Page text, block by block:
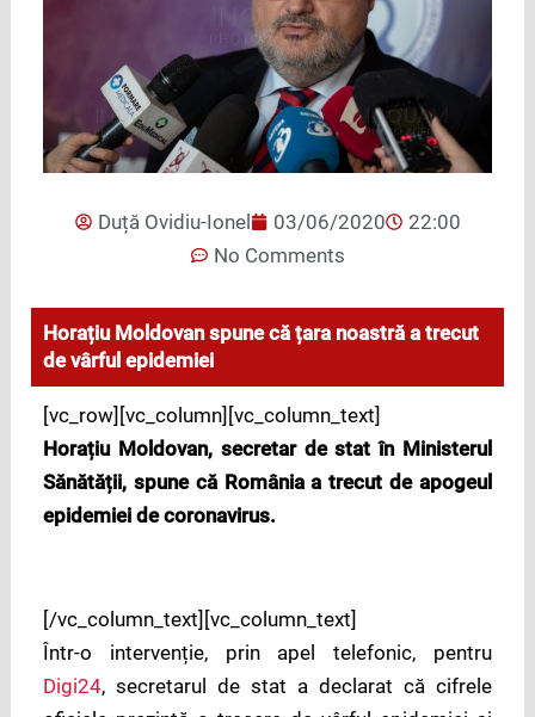
Duță Ovidiu-Ionel 03/06/2020
22:00
No Comments
Horațiu Moldovan spune că țara noastră a trecut
de vârful epidemiei
[vc_row][vc_column][vc_column_text]
Horațiu Moldovan, secretar de stat în Ministerul
Sănătății, spune că România a trecut de apogeul
epidemiei de coronavirus.
[/vc_column_text][vc_column_text]
Într-o intervenție, prin apel telefonic, pentru
Digi24, secretarul de stat a declarat că cifrele